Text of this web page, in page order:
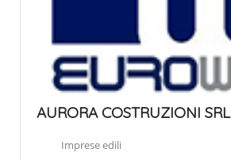
AURORA COSTRUZIONI SRL
Imprese edili